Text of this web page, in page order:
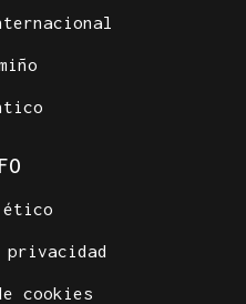
ético
cookies